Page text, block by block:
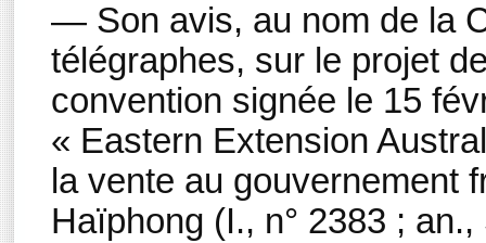
— Son avis, au nom de la
télégraphes, sur le projet
convention signée le 15
« Eastern Extension
la vente au gouvernement
Haïphong (I., n° 2383 ;